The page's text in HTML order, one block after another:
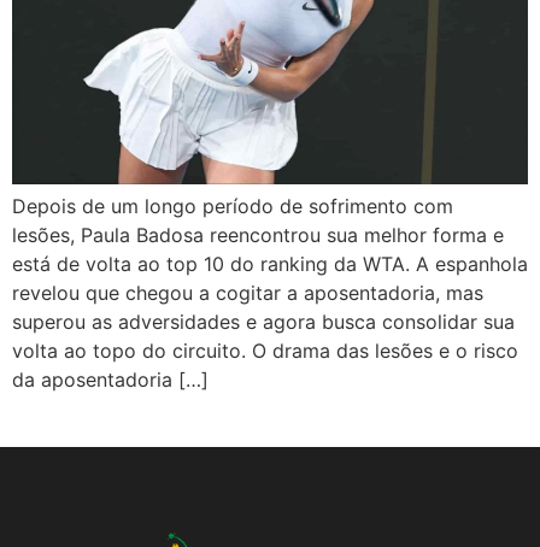
Depois de um longo período de sofrimento com
lesões, Paula Badosa reencontrou sua melhor forma e
está de volta ao top 10 do ranking da WTA. A espanhola
revelou que chegou a cogitar a aposentadoria, mas
superou as adversidades e agora busca consolidar sua
volta ao topo do circuito. O drama das lesões e o risco
da aposentadoria […]